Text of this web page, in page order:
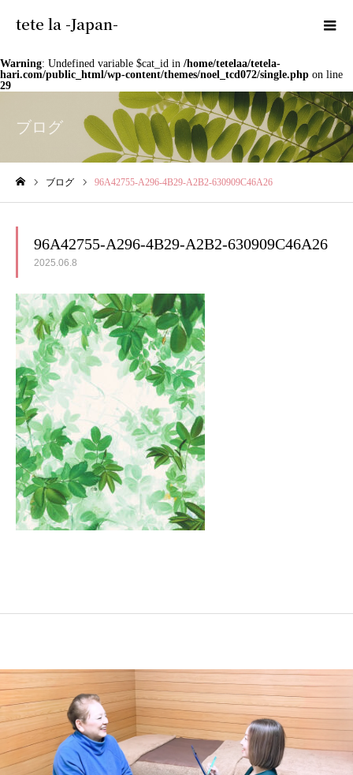
tete la -Japan-
Warning: Undefined variable $cat_id in /home/tetelaa/tetela-
hari.com/public_html/wp-content/themes/noel_tcd072/single.php on line
29
ブログ
ブログ 96A42755-A296-4B29-A2B2-630909C46A26
96A42755-A296-4B29-A2B2-630909C46A26
2025.06.8